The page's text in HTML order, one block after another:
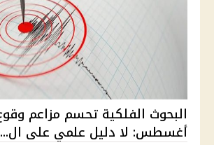
أغسطس: لا دليل علمي على ال...